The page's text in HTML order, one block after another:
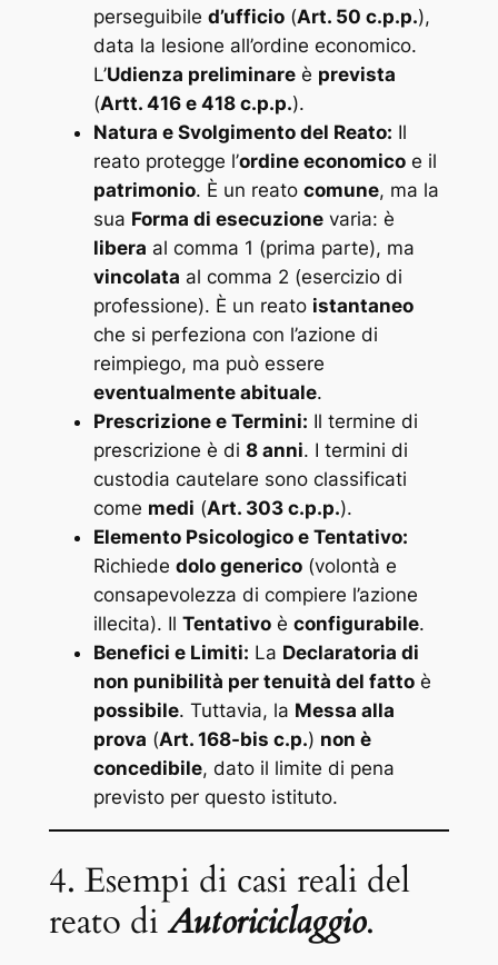
perseguibile d’ufficio(Art. 50 c.p.p.),
data la lesione all’ordine economico.
L’Udienza preliminareè prevista
(Artt. 416 e 418 c.p.p.).
Natura e Svolgimento del Reato: Il
reato protegge l’ordine economicoe il
patrimonio. È un reato comune, ma la
sua Forma di esecuzionevaria: è
libera al comma 1 (prima parte), ma
vincolata al comma 2 (esercizio di
professione). È un reato istantaneo
che si perfeziona con l’azione di
reimpiego, ma può essere
eventualmente abituale.
Prescrizione e Termini: Il termine di
prescrizione è di 8 anni. I termini di
custodia cautelare sono classificati
come medi (Art. 303 c.p.p.).
Elemento Psicologico e Tentativo:
Richiede dolo generico(volontà e
consapevolezza di compiere l’azione
illecita). Il Tentativoè configurabile.
Benefici e Limiti: La Declaratoria di
non punibilità per tenuità del fattoè
possibile. Tuttavia, la Messa alla
prova (Art. 168-bis c.p.) non è
concedibile, dato il limite di pena
previsto per questo istituto.
4. Esempi di casi reali del
reato diAutoriciclaggio.